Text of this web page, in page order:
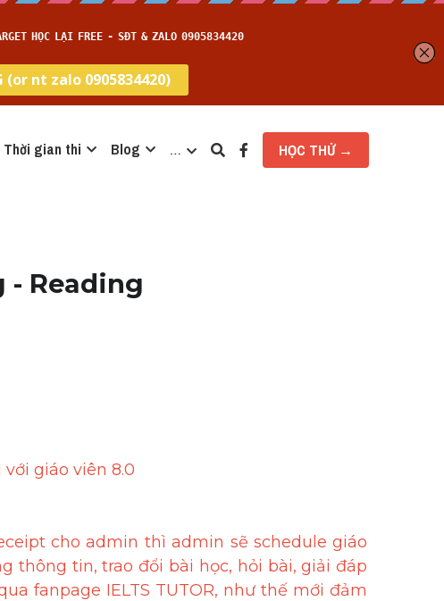
Thời gian thi Blog … HỌC THỬ →
- Reading
với giáo viên 8.0
cho admin thì admin sẽ schedule giáo
thông tin, trao đổi bài học, hỏi bài, giải đáp
fanpage IELTS TUTOR, như thế mới đảm